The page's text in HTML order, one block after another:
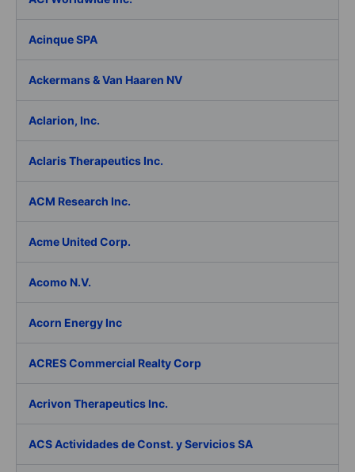
Acinque SPA
Ackermans & Van Haaren NV
Aclarion, Inc.
Aclaris Therapeutics Inc.
ACM Research Inc.
Acme United Corp.
Acomo N.V.
Acorn Energy Inc
ACRES Commercial Realty Corp
Acrivon Therapeutics Inc.
ACS Actividades de Const. y Servicios SA